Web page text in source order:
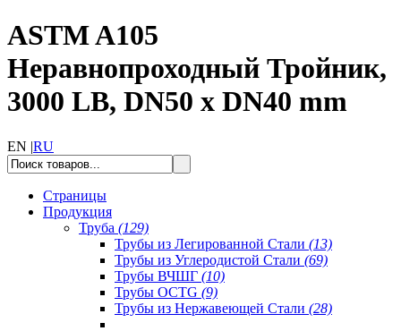
ASTM A105
Неравнопроходный Тройник,
3000 LB, DN50 x DN40 mm
EN |RU
Страницы
Продукция
Труба (129)
Трубы из Легированной Стали (13)
Трубы из Углеродистой Стали (69)
Трубы ВЧШГ (10)
Трубы OCTG (9)
Трубы из Нержавеющей Стали (28)